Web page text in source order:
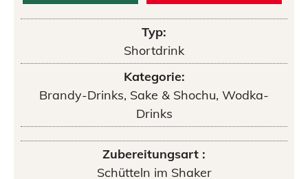
Typ:
Shortdrink
Kategorie:
Brandy-Drinks, Sake & Shochu, Wodka-
Drinks
Zubereitungsart :
Schütteln im Shaker